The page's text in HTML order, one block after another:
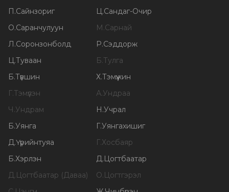
П.Сайнзориг Ц.Сандаг-Очир
О.Саранчулуун М.Сарнай
Л.Соронзонболд Р.Сэддорж
Ц.Туваан Б.Тулга
Б.Түвшин Х.Тэмүүжин
Г.Тэмүүлэн А.Ундраа
Ч.Ундрам Н.Учрал
Б.Уянга Г.Уянгахишиг
Д.Үүрийнтуяа Г.Хосбаяр
Б.Хэрлэн Д.Цогтбаатар
Д.Цогтбаатар (Даваа) О.Цогтгэрэл